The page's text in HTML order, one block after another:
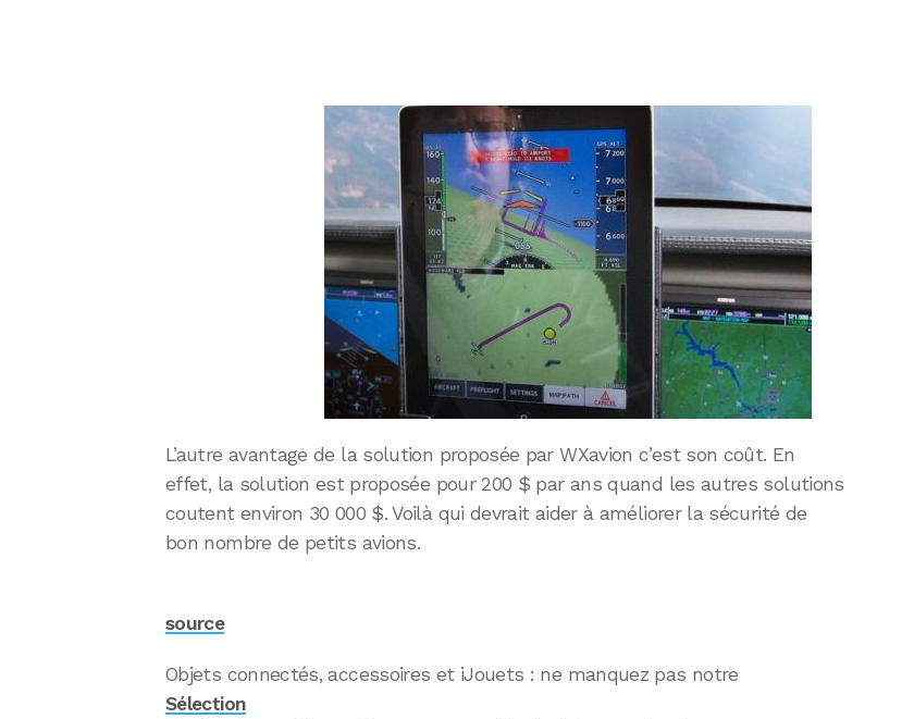
L’autre avantage de la solution proposée par WXavion c’est son coût. En
effet, la solution est proposée pour 200 $ par ans quand les autres solutions
coutent environ 30 000 $. Voilà qui devrait aider à améliorer la sécurité de
bon nombre de petits avions.
source
Objets connectés, accessoires et iJouets : ne manquez pas notre
Sélection